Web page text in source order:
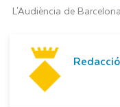
L'Audiència de
Redacció